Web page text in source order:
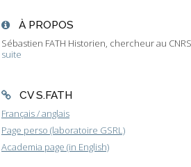
À PROPOS
Sébastien FATH Historien, chercheur au
suite
CV S.FATH
Français / anglais
Page perso (laboratoire GSRL)
Academia page (in English)